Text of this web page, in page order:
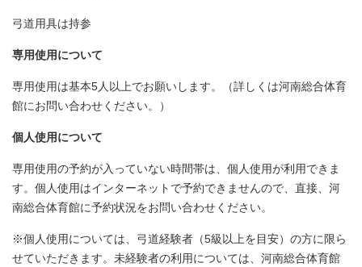
弓道用具は持参
専用使用について
専用使用は基本5人以上でお願いします。（詳しくは河南総合体育
館にお問い合わせください。）
個人使用について
専用使用の予約が入っていない時間帯は、個人使用が利用できま
す。個人使用はインターネットで予約できませんので、直接、河
南総合体育館に予約状況をお問い合わせください。
※個人使用については、弓道経験者（5級以上を目安）の方に限ら
せていただきます。未経験者の利用については、河南総合体育館